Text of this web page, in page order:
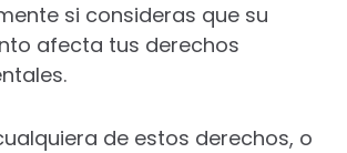
si consideras que su
afecta tus derechos
de estos derechos, o